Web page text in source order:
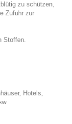
zu schützen,
Zufuhr zur
Stoffen.
Hotels,